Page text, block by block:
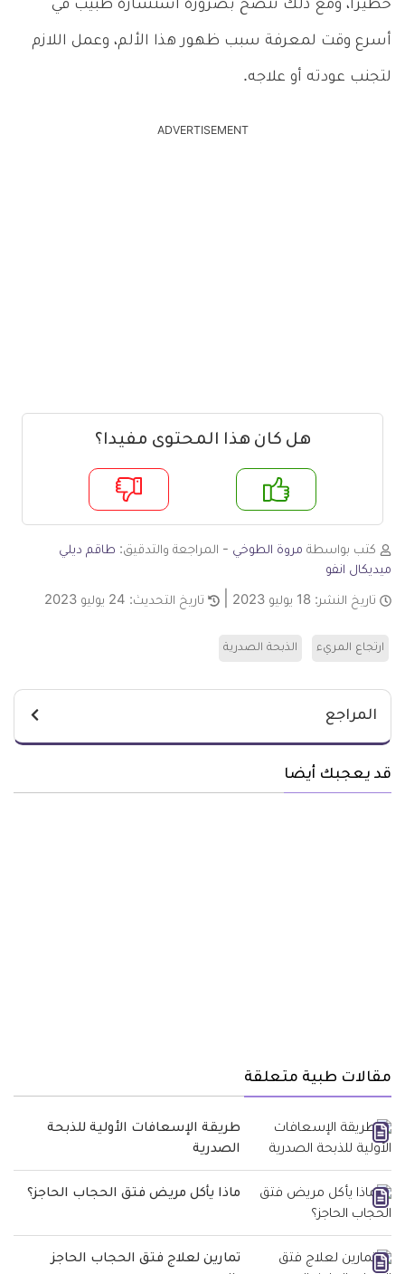
خطيرا، ومع ذلك ننصح بضرورة استشارة طبيب في
أسرع وقت لمعرفة سبب ظهور هذا الألم، وعمل اللازم
لتجنب عودته أو علاجه.
ADVERTISEMENT
هل كان هذا المحتوى مفيدا؟
لا
كتب بواسطة مروة الطوخي - المراجعة والتدقيق: طاقم ديلي
ميديكال انفو
تاريخ النشر: 18 يوليو 2023 تاريخ التحديث: 24 يوليو 2023
ارتجاع المريء الذبحة الصدرية
المراجع
قد يعجبك أيضا
مقالات طبية متعلقة
طريقة الإسعافات الأولية للذبحة
الصدرية
ماذا يأكل مريض فتق الحجاب الحاجز؟
تمارين لعلاج فتق الحجاب الحاجز